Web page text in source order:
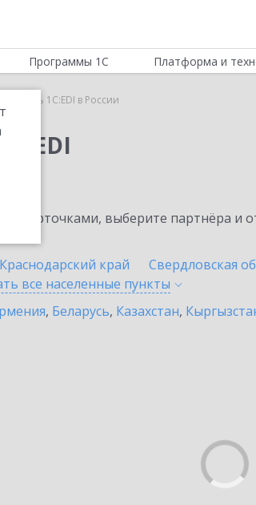
Программы 1С Платформа и
Модуль 1C:EDI в России
карточками, выберите партнёра и
Краснодарский край Свердловская
все населенные пункты
, Беларусь, Казахстан,